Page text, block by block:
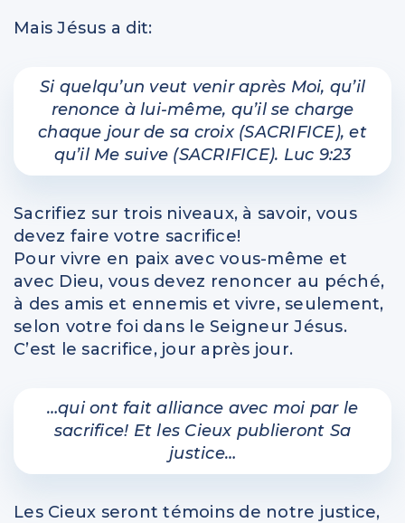
Mais Jésus a dit:
Si quelqu’un veut venir après Moi, qu’il
renonce à lui-même, qu’il se charge
chaque jour de sa croix (SACRIFICE), et
qu’il Me suive (SACRIFICE). Luc 9:23
Sacrifiez sur trois niveaux, à savoir, vous
devez faire votre sacrifice!
Pour vivre en paix avec vous-même et
avec Dieu, vous devez renoncer au péché,
à des amis et ennemis et vivre, seulement,
selon votre foi dans le Seigneur Jésus.
C’est le sacrifice, jour après jour.
…qui ont fait alliance avec moi par le
sacrifice! Et les Cieux publieront Sa
justice…
Les Cieux seront témoins de notre justice,